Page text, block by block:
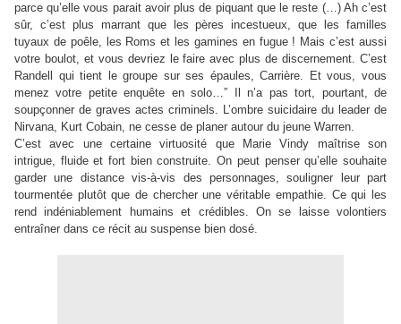
parce qu’elle vous parait avoir plus de piquant que le reste (…) Ah c’est
sûr, c’est plus marrant que les pères incestueux, que les familles
tuyaux de poêle, les Roms et les gamines en fugue ! Mais c’est aussi
votre boulot, et vous devriez le faire avec plus de discernement. C’est
Randell qui tient le groupe sur ses épaules, Carrière. Et vous, vous
menez votre petite enquête en solo…”
Il n’a pas tort, pourtant, de
soupçonner de graves actes criminels. L’ombre suicidaire du leader de
Nirvana, Kurt Cobain, ne cesse de planer autour du jeune Warren.
C’est avec une certaine virtuosité que Marie Vindy maîtrise son
intrigue, fluide et fort bien construite. On peut penser qu’elle souhaite
garder une distance vis-à-vis des personnages, souligner leur part
tourmentée plutôt que de chercher une véritable empathie. Ce qui les
rend indéniablement humains et crédibles. On se laisse volontiers
entraîner dans ce récit au suspense bien dosé.